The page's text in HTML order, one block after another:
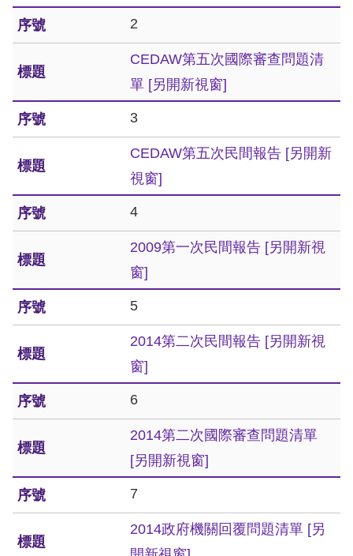
核
心
人
公
約
陳
申
訴
權
資
庫
無
障
礙
捷
鍵
請
2
CEDAW第五次國際審查問題清
單 [另開新視窗]
3
CEDAW第五次民間報告 [另開新
視窗]
4
2009第一次民間報告 [另開新視
窗]
5
2014第二次民間報告 [另開新視
窗]
6
2014第二次國際審查問題清單
[另開新視窗]
7
2014政府機關回覆問題清單 [另